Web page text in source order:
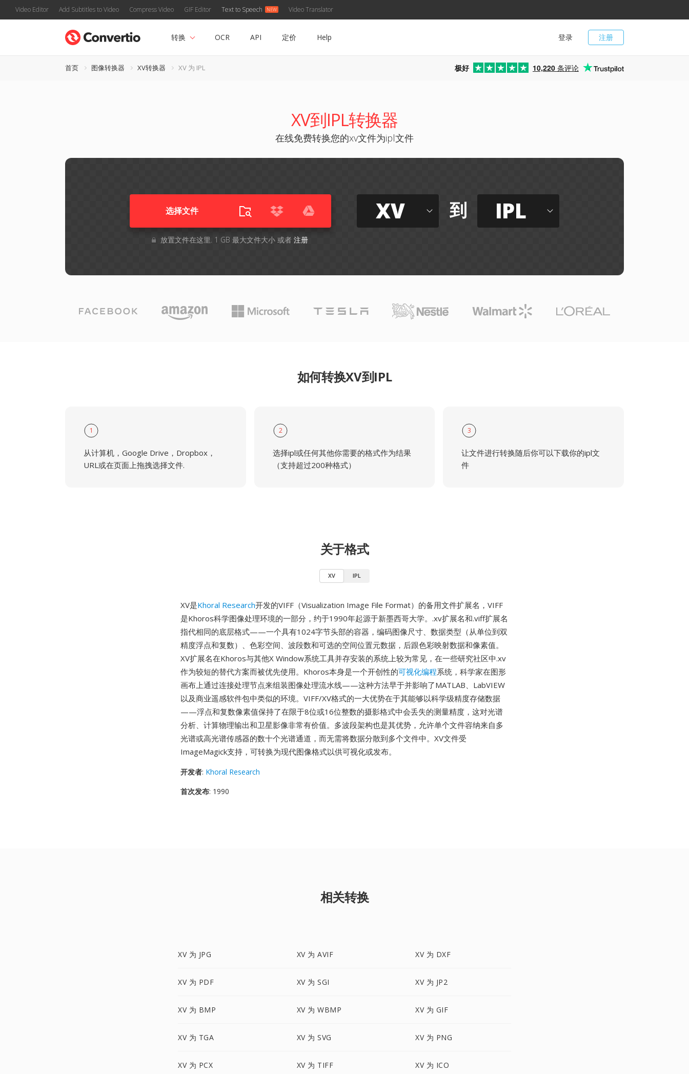
Video Editor Add Subtitles to Video Compress Video GIF Editor Text to Speech Video Translator
注册
登录
转换 OCR API 定价 Help
首页 图像转换器 XV转换器 XV 为 IPL 极好 10,220 条评论
XV到IPL转换器
在线免费转换您的xv文件为ipl文件
选择文件
放置文件在这里. 1 GB 最大文件大小 或者 注册
XV 到 IPL
如何转换XV到IPL
1
从计算机，Google Drive，Dropbox，
URL或在页面上拖拽选择文件.
2
选择ipl或任何其他你需要的格式作为结果
（支持超过200种格式）
3
让文件进行转换随后你可以下载你的ipl文
件
关于格式
XV IPL
XV是Khoral Research开发的VIFF（Visualization Image File Format）的备用文件扩展名，VIFF
是Khoros科学图像处理环境的一部分，约于1990年起源于新墨西哥大学。.xv扩展名和.viff扩展名
指代相同的底层格式——一个具有1024字节头部的容器，编码图像尺寸、数据类型（从单位到双
精度浮点和复数）、色彩空间、波段数和可选的空间位置元数据，后跟色彩映射数据和像素值。
XV扩展名在Khoros与其他X Window系统工具并存安装的系统上较为常见，在一些研究社区中.xv
作为较短的替代方案而被优先使用。Khoros本身是一个开创性的可视化编程系统，科学家在图形
画布上通过连接处理节点来组装图像处理流水线——这种方法早于并影响了MATLAB、LabVIEW
以及商业遥感软件包中类似的环境。VIFF/XV格式的一大优势在于其能够以科学级精度存储数据
——浮点和复数像素值保持了在限于8位或16位整数的摄影格式中会丢失的测量精度，这对光谱
分析、计算物理输出和卫星影像非常有价值。多波段架构也是其优势，允许单个文件容纳来自多
光谱或高光谱传感器的数十个光谱通道，而无需将数据分散到多个文件中。XV文件受
ImageMagick支持，可转换为现代图像格式以供可视化或发布。
开发者: Khoral Research
首次发布: 1990
相关转换
XV 为 JPG XV 为 AVIF XV 为 DXF
XV 为 PDF XV 为 SGI XV 为 JP2
XV 为 BMP XV 为 WBMP XV 为 GIF
XV 为 TGA XV 为 SVG XV 为 PNG
XV 为 PCX XV 为 TIFF XV 为 ICO